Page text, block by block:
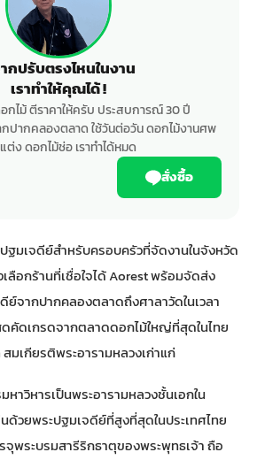
กปรับตรงไหนในงาน
เราทำให้คุณได้ !
กไม้ ตีราคาให้ครับ ประสบการณ์ 30 ปี
ปากคลองตลาด ใช้วันต่อวัน ดอกไม้งานศพ
ต่ง ดอกไม้ช่อ เราทำได้หมด
สั่งซื้อ
ฐมเจดีย์สำหรับครอบครัวที่จัดงานในจังหวัด
ลือกร้านที่เชื่อใจได้ Aorest พร้อมจัดส่ง
จากปากคลองตลาดถึงศาลาวัดในเวลา
คัดเกรดจากตลาดดอกไม้ใหญ่ที่สุดในไทย
มเกียรติพระอารามหลวงเก่าแก่
าวิหารเป็นพระอารามหลวงชั้นเอกใน
วยพระปฐมเจดีย์ที่สูงที่สุดในประเทศไทย
จุพระบรมสารีริกธาตุของพระพุทธเจ้า ถือ